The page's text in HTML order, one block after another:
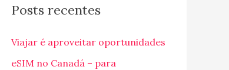
u
s
a
Posts recentes
Viajar é aproveitar oportunidades
eSIM no Canadá – para